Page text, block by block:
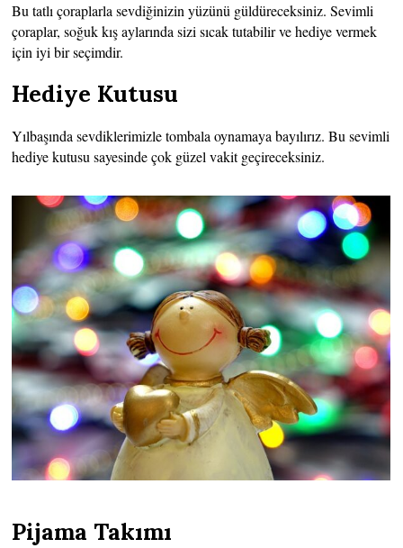
Bu tatlı çoraplarla sevdiğinizin yüzünü güldüreceksiniz. Sevimli
çoraplar, soğuk kış aylarında sizi sıcak tutabilir ve hediye vermek
için iyi bir seçimdir.
Hediye Kutusu
Yılbaşında sevdiklerimizle tombala oynamaya bayılırız. Bu sevimli
hediye kutusu sayesinde çok güzel vakit geçireceksiniz.
Pijama Takımı